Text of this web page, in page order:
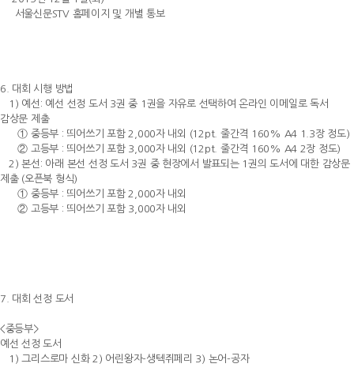
서울신문STV 홈페이지 및 개별 통보
6. 대회 시행 방법
1) 예선: 예선 선정 도서 3권 중 1권을 자유로 선택하여 온라인 이메일로 독서
감상문 제출
① 중등부 : 띄어쓰기 포함 2,000자 내외 (12pt. 줄간격 160% A4 1.3장 정도)
② 고등부 : 띄어쓰기 포함 3,000자 내외 (12pt. 줄간격 160% A4 2장 정도)
2) 본선: 아래 본선 선정 도서 3권 중 현장에서 발표되는 1권의 도서에 대한 감상문
제출 (오픈북 형식)
① 중등부 : 띄어쓰기 포함 2,000자 내외
② 고등부 : 띄어쓰기 포함 3,000자 내외
7. 대회 선정 도서
<중등부>
예선 선정 도서
1) 그리스로마 신화 2) 어린왕자-생텍쥐페리 3) 논어-공자